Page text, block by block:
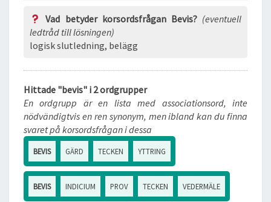
Vad betyder korsordsfrågan Bevis? (eventuell
ledtråd till lösningen)
logisk slutledning, belägg
Hittade "bevis" i 2 ordgrupper
En ordgrupp är en lista med associationsord, inte
nödvändigtvis en ren synonym, men ibland kan du finna
svaret på korsordsfrågan i dessa
BEVIS GÄRD TECKEN YTTRING
BEVIS INDICIUM PROV TECKEN VEDERMÄLE